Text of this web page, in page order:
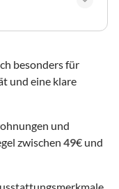
besonders für
und eine klare
und
zwischen 49€ und